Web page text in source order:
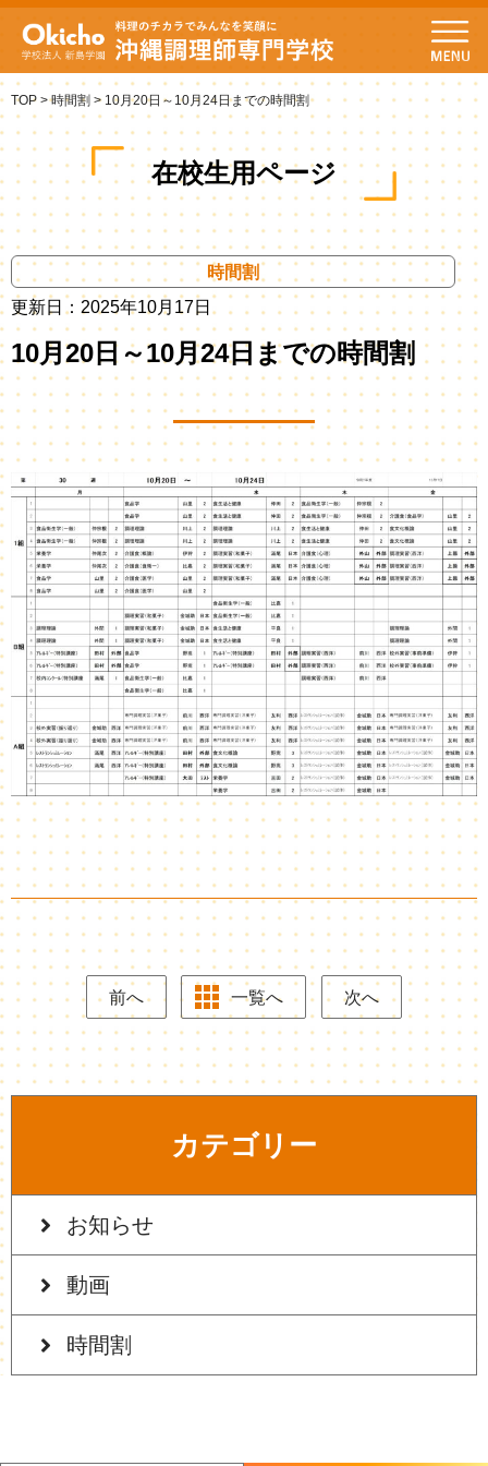
TOP >時間割 > 10月20日～10月24日までの時間割
在校生用ページ
時間割
更新日：2025年10月17日
10月20日～10月24日までの時間割
前へ 一覧へ 次へ
カテゴリー
お知らせ
動画
時間割